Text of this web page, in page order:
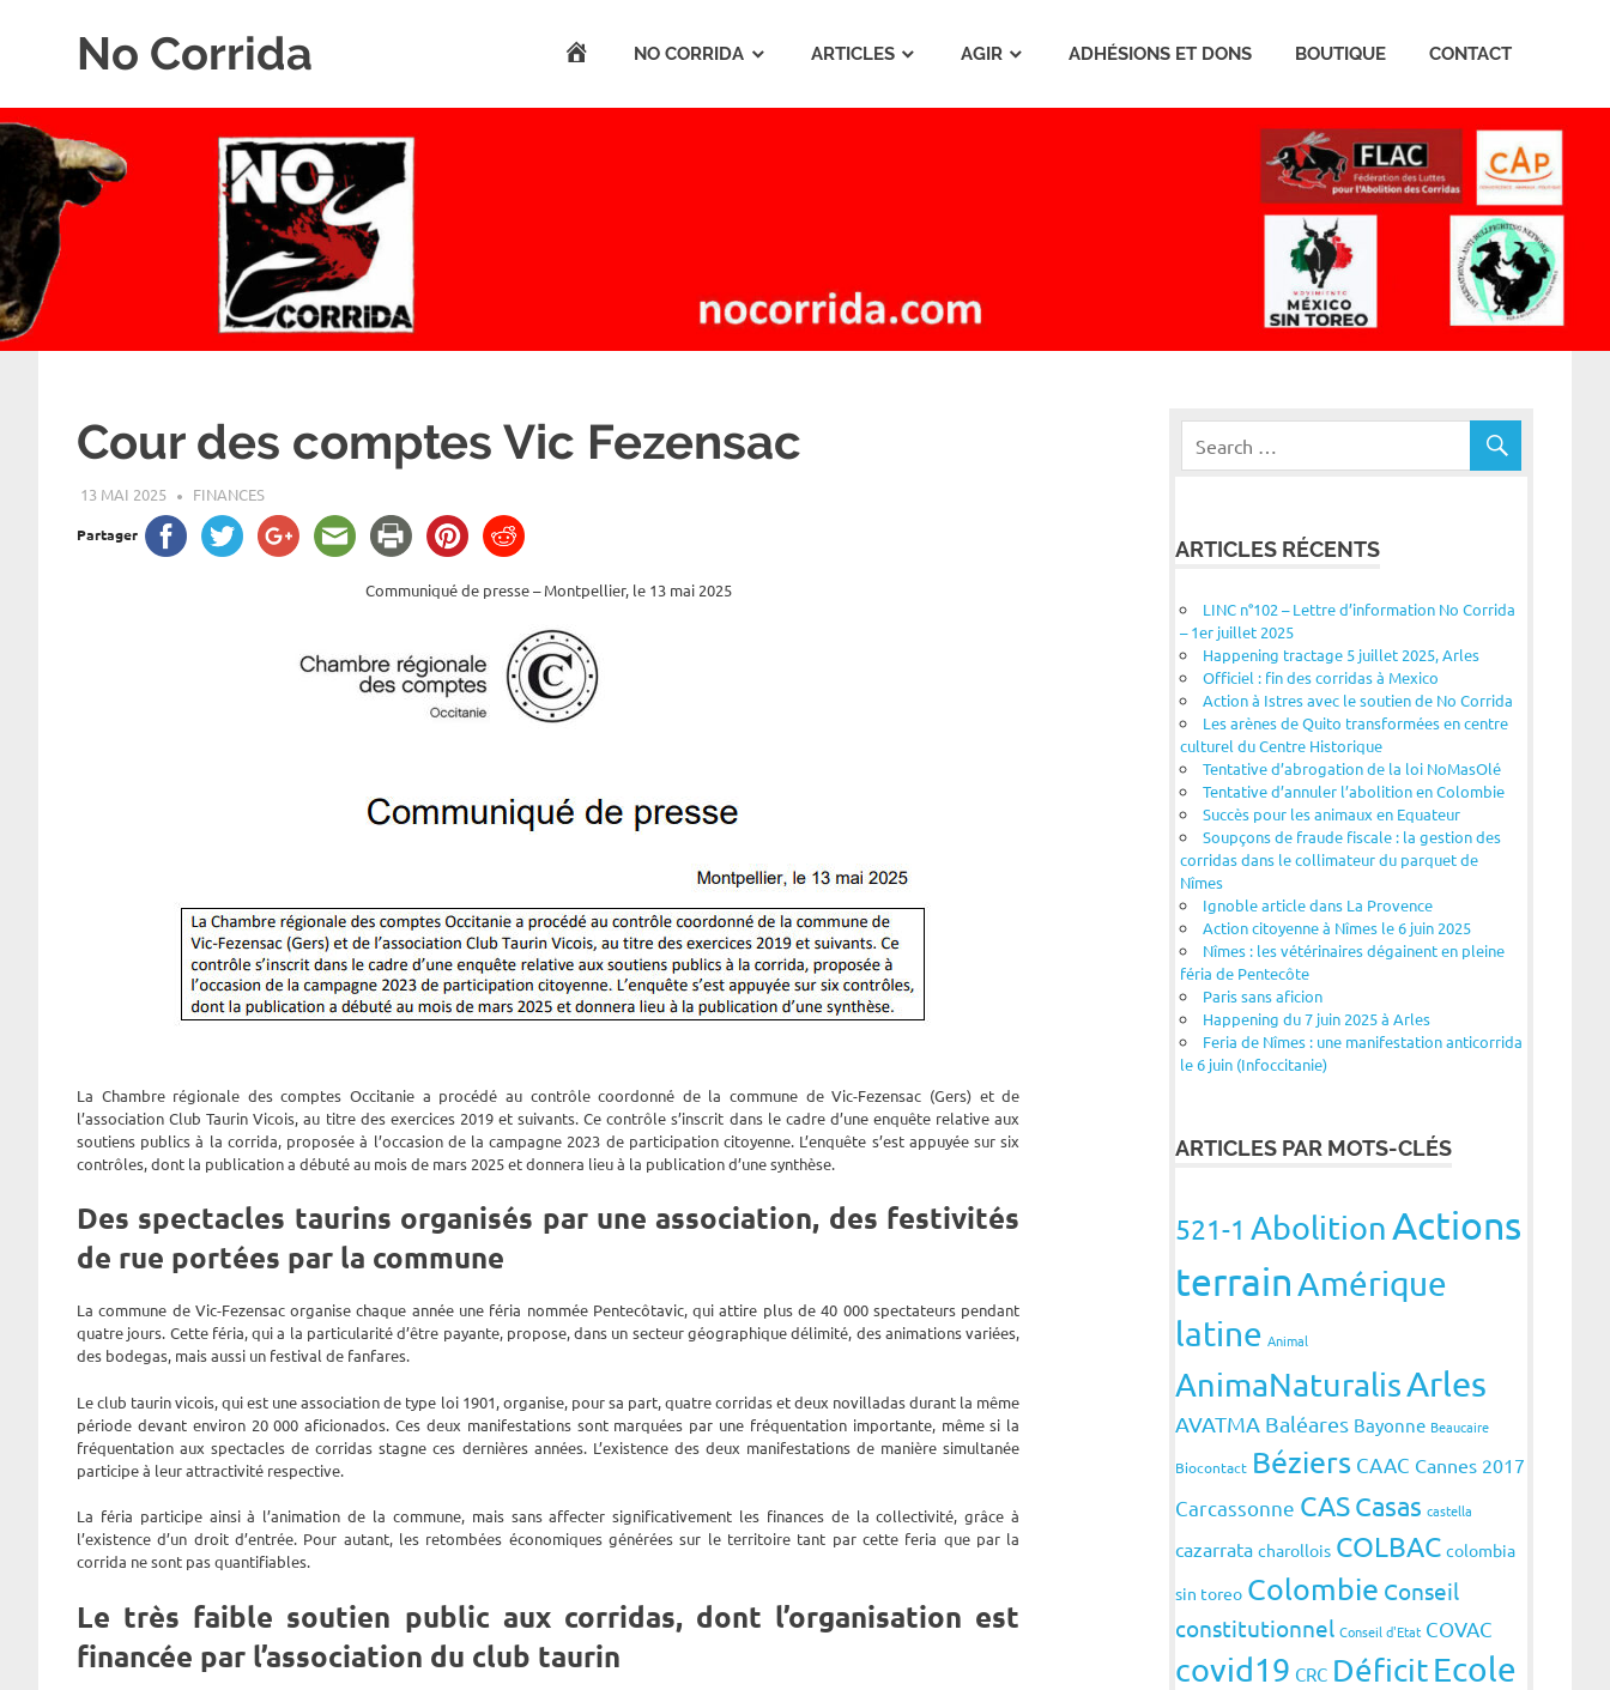
No Corrida
la
corrida
ACCUEILNO CORRIDA ARTICLES AGIR ADHÉSIONS ET DONS BOUTIQUE CONTACT
Cour des comptes Vic Fezensac
13 MAI 2025 ROGER LAHANA
FINANCES
Partager
Communiqué de presse – Montpellier, le 13 mai 2025
La Chambre régionale des comptes Occitanie a procédé au contrôle coordonné de la commune de Vic-Fezensac (Gers) et de
l’association Club Taurin Vicois, au titre des exercices 2019 et suivants. Ce contrôle s’inscrit dans le cadre d’une enquête relative aux
soutiens publics à la corrida, proposée à l’occasion de la campagne 2023 de participation citoyenne. L’enquête s’est appuyée sur six
contrôles, dont la publication a débuté au mois de mars 2025 et donnera lieu à la publication d’une synthèse.
Des spectacles taurins organisés par une association, des festivités
de rue portées par la commune
La commune de Vic-Fezensac organise chaque année une féria nommée Pentecôtavic, qui attire plus de 40 000 spectateurs pendant
quatre jours. Cette féria, qui a la particularité d’être payante, propose, dans un secteur géographique délimité, des animations variées,
des bodegas, mais aussi un festival de fanfares.
Le club taurin vicois, qui est une association de type loi 1901, organise, pour sa part, quatre corridas et deux novilladas durant la même
période devant environ 20 000 aficionados. Ces deux manifestations sont marquées par une fréquentation importante, même si la
fréquentation aux spectacles de corridas stagne ces dernières années. L’existence des deux manifestations de manière simultanée
participe à leur attractivité respective.
La féria participe ainsi à l’animation de la commune, mais sans affecter significativement les finances de la collectivité, grâce à
l’existence d’un droit d’entrée. Pour autant, les retombées économiques générées sur le territoire tant par cette feria que par la
corrida ne sont pas quantifiables.
Le très faible soutien public aux corridas, dont l’organisation est
financée par l’association du club taurin
ARTICLES RÉCENTS
LINC n°102 – Lettre d’information No Corrida
– 1er juillet 2025
Happening tractage 5 juillet 2025, Arles
Officiel : fin des corridas à Mexico
Action à Istres avec le soutien de No Corrida
Les arènes de Quito transformées en centre
culturel du Centre Historique
Tentative d’abrogation de la loi NoMasOlé
Tentative d’annuler l’abolition en Colombie
Succès pour les animaux en Equateur
Soupçons de fraude fiscale : la gestion des
corridas dans le collimateur du parquet de
Nîmes
Ignoble article dans La Provence
Action citoyenne à Nîmes le 6 juin 2025
Nîmes : les vétérinaires dégainent en pleine
féria de Pentecôte
Paris sans aficion
Happening du 7 juin 2025 à Arles
Feria de Nîmes : une manifestation anticorrida
le 6 juin (Infoccitanie)
ARTICLES PAR MOTS-CLÉS
521-1 AbolitionActions
terrainAmérique
latine Animal
AnimaNaturalisArles
AVATMA Baléares Bayonne Beaucaire
Biocontact Béziers CAAC Cannes 2017
Carcassonne CASCasas castella
cazarrata charollois COLBAC colombia
sin toreo Colombie Conseil
constitutionnel Conseil d'Etat COVAC
covid19 CRC DéficitEcole